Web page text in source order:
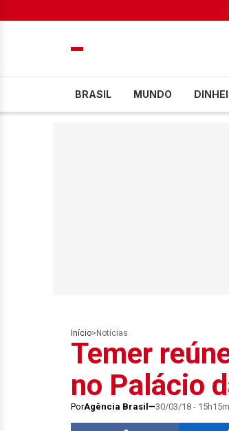
BRASIL MUNDO
Início> Notícias
Temer
no Palácio
PorAgência Brasil 30/03/18 -